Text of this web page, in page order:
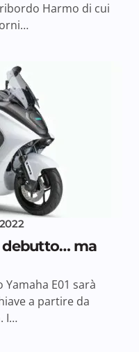
Harmo di cui
debutto… ma
E01 sarà
a partire da
I…